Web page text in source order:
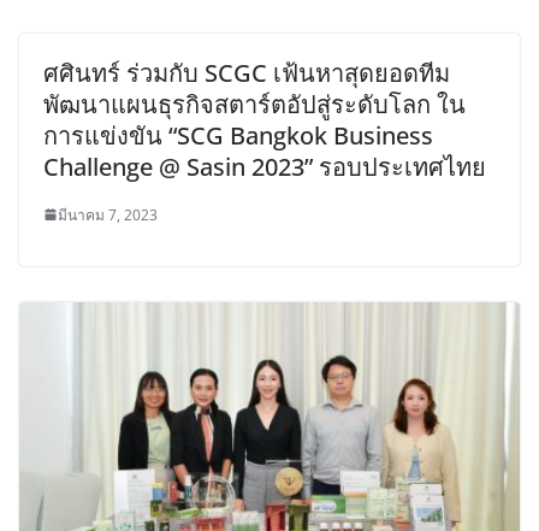
ศศินทร์ ร่วมกับ SCGC เฟ้นหาสุดยอดทีม
พัฒนาแผนธุรกิจสตาร์ตอัปสู่ระดับโลก ใน
การแข่งขัน “SCG Bangkok Business
Challenge @ Sasin 2023” รอบประเทศไทย
มีนาคม 7, 2023